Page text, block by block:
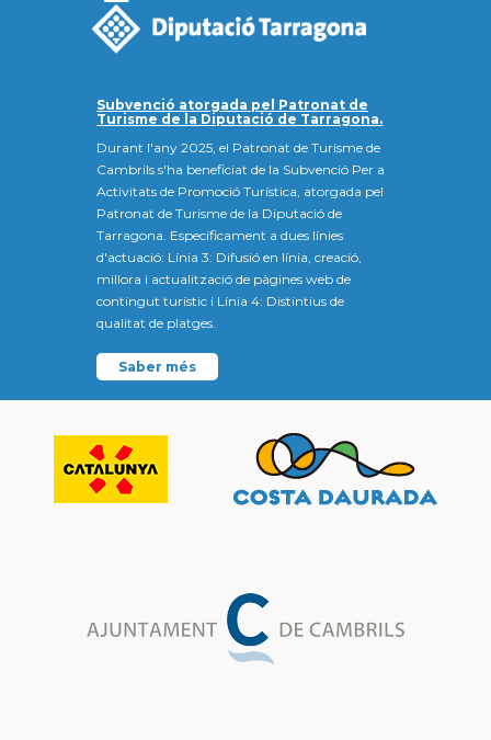
Subvenció atorgada pel Patronat de
Turisme de la Diputació de Tarragona.
Durant l'any 2025, el Patronat de Turisme de
Cambrils s'ha beneficiat de la Subvenció Per a
Activitats de Promoció Turística, atorgada pel
Patronat de Turisme de la Diputació de
Tarragona. Específicament a dues línies
d'actuació: Línia 3: Difusió en línia, creació,
millora i actualització de pàgines web de
contingut turístic i Línia 4: Distintius de
qualitat de platges.
Saber més